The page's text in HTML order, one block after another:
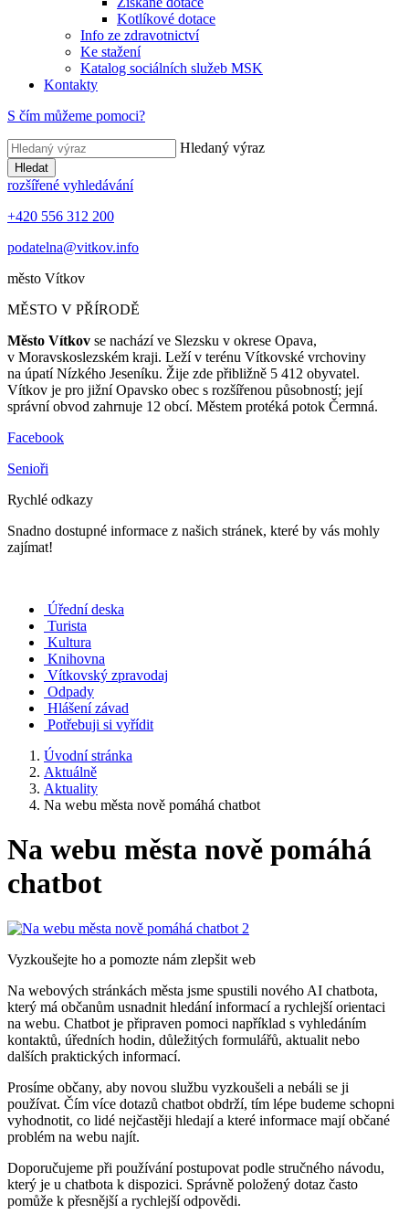
Kotlíkové dotace
Info ze zdravotnictví
Ke stažení
Katalog sociálních služeb MSK
Kontakty
S čím můžeme pomoci?
Hledaný výraz
Hledat
rozšířené vyhledávání
+420 556 312 200
podatelna@vitkov.info
město Vítkov
MĚSTO V PŘÍRODĚ
Město Vítkov se nachází ve Slezsku v okrese Opava,
v Moravskoslezském kraji. Leží v terénu Vítkovské vrchoviny
na úpatí Nízkého Jeseníku. Žije zde přibližně 5 412 obyvatel.
Vítkov je pro jižní Opavsko obec s rozšířenou působností; její
správní obvod zahrnuje 12 obcí. Městem protéká potok Čermná.
Facebook
Senioři
Rychlé odkazy
Snadno dostupné informace z našich stránek, které by vás mohly
zajímat!
Úřední deska
Turista
Kultura
Knihovna
Vítkovský zpravodaj
Odpady
Hlášení závad
Potřebuji si vyřídit
Úvodní stránka
Aktuálně
Aktuality
Na webu města nově pomáhá chatbot
Na webu města nově pomáhá
chatbot
Vyzkoušejte ho a pomozte nám zlepšit web
Na webových stránkách města jsme spustili nového AI chatbota,
který má občanům usnadnit hledání informací a rychlejší orientaci
na webu. Chatbot je připraven pomoci například s vyhledáním
kontaktů, úředních hodin, důležitých formulářů, aktualit nebo
dalších praktických informací.
Prosíme občany, aby novou službu vyzkoušeli a nebáli se ji
používat. Čím více dotazů chatbot obdrží, tím lépe budeme schopni
vyhodnotit, co lidé nejčastěji hledají a které informace mají občané
problém na webu najít.
Doporučujeme při používání postupovat podle stručného návodu,
který je u chatbota k dispozici. Správně položený dotaz často
pomůže k přesnější a rychlejší odpovědi.